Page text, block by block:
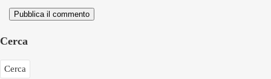
Pubblica il commento
Cerca